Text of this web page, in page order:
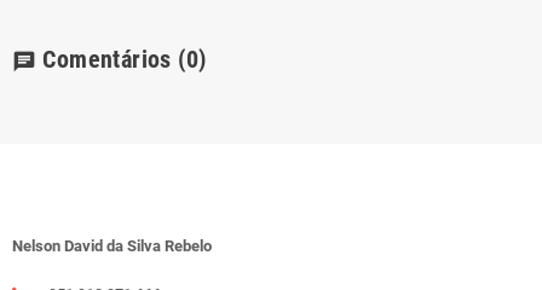
chat Comentários (0)
Nelson David da Silva Rebelo